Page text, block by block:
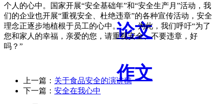
论文
作文
个人的心中。国家开展“安全基础年”和“安全生产月”活动，我
们的企业也开展“重视安全、杜绝违章”的各种宣传活动，安全
理念正逐步地植根于员工的心中。 为此，我们呼吁“为了
您和家人的幸福，亲爱的您，请重视安全、不要违章，好
吗？”
上一篇： 关于食品安全的演讲稿
下一篇： 安全在我心中